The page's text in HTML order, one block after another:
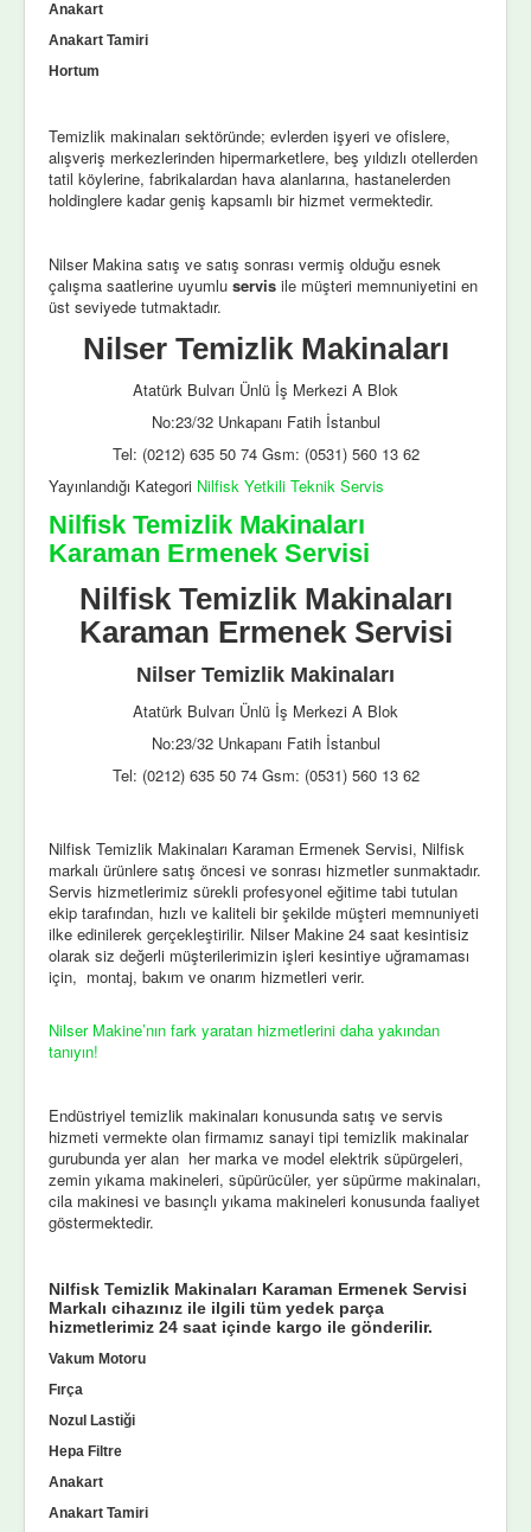
Anakart
Anakart Tamiri
Hortum
Temizlik makinaları sektöründe; evlerden işyeri ve ofislere,
alışveriş merkezlerinden hipermarketlere, beş yıldızlı otellerden
tatil köylerine, fabrikalardan hava alanlarına, hastanelerden
holdinglere kadar geniş kapsamlı bir hizmet vermektedir.
Nilser Makina satış ve satış sonrası vermiş olduğu esnek
çalışma saatlerine uyumlu servis ile müşteri memnuniyetini en
üst seviyede tutmaktadır.
Nilser Temizlik Makinaları
Atatürk Bulvarı Ünlü İş Merkezi A Blok
No:23/32 Unkapanı Fatih İstanbul
Tel: (0212) 635 50 74 Gsm: (0531) 560 13 62
Yayınlandığı Kategori Nilfisk Yetkili Teknik Servis
Nilfisk Temizlik Makinaları
Karaman Ermenek Servisi
Nilfisk Temizlik Makinaları
Karaman Ermenek Servisi
Nilser Temizlik Makinaları
Atatürk Bulvarı Ünlü İş Merkezi A Blok
No:23/32 Unkapanı Fatih İstanbul
Tel: (0212) 635 50 74 Gsm: (0531) 560 13 62
Nilfisk Temizlik Makinaları Karaman Ermenek Servisi, Nilfisk
markalı ürünlere satış öncesi ve sonrası hizmetler sunmaktadır.
Servis hizmetlerimiz sürekli profesyonel eğitime tabi tutulan
ekip tarafından, hızlı ve kaliteli bir şekilde müşteri memnuniyeti
ilke edinilerek gerçekleştirilir. Nilser Makine 24 saat kesintisiz
olarak siz değerli müşterilerimizin işleri kesintiye uğramaması
için, montaj, bakım ve onarım hizmetleri verir.
Nilser Makine’nın fark yaratan hizmetlerini daha yakından
tanıyın!
Endüstriyel temizlik makinaları konusunda satış ve servis
hizmeti vermekte olan firmamız sanayi tipi temizlik makinalar
gurubunda yer alan her marka ve model elektrik süpürgeleri,
zemin yıkama makineleri, süpürücüler, yer süpürme makinaları,
cila makinesi ve basınçlı yıkama makineleri konusunda faaliyet
göstermektedir.
Nilfisk Temizlik Makinaları Karaman Ermenek Servisi
Markalı cihazınız ile ilgili tüm yedek parça
hizmetlerimiz 24 saat içinde kargo ile gönderilir.
Vakum Motoru
Fırça
Nozul Lastiği
Hepa Filtre
Anakart
Anakart Tamiri